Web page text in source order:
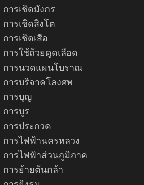
การเชิดมังกร
การเชิดสิงโต
การเชิดเสือ
การใช้ถ้วยดูดเลือด
การนวดแผนโบราณ
การบริจาคโลงศพ
การบุญ
การบูร
การประกวด
การไฟฟ้านครหลวง
การไฟฟ้าส่วนภูมิภาค
การย้ายต้นกล้า